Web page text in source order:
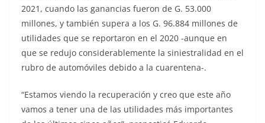
2021, cuando las ganancias fueron de G. 53.000
millones, y también supera a los G. 96.884 millones de
utilidades que se reportaron en el 2020 -aunque en
que se redujo considerablemente la siniestralidad en el
rubro de automóviles debido a la cuarentena-.
“Estamos viendo la recuperación y creo que este año
vamos a tener una de las utilidades más importantes